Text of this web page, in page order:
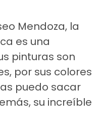
Mendoza, la
es una
pinturas son
por sus colores
puedo sacar
su increíble